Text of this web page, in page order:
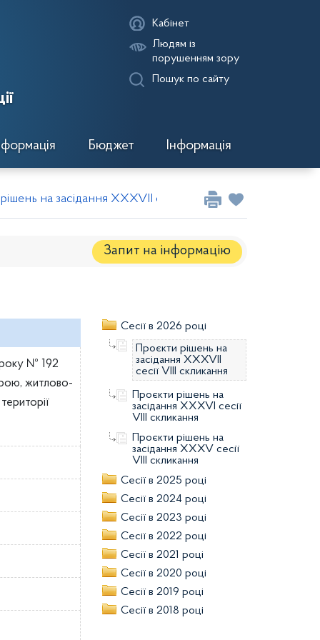
Кабінет
Людям із
порушенням зору
Пошук по сайту
Бюджет Інформація
на засідання XXXVII сесії VIII скликання
Запит на iнформацію
року № 192
житлово-
Сесії в 2026 році
Проєкти рішень на
засідання XXXVII
сесії VIII скликання
Проєкти рішень на
засідання XXXVI сесії
VIII скликання
Проєкти рішень на
засідання XXXV сесії
VIII скликання
Сесії в 2025 році
Сесії в 2024 році
Сесії в 2023 році
Сесії в 2022 році
Сесії в 2021 році
Сесії в 2020 році
Сесії в 2019 році
Сесії в 2018 році